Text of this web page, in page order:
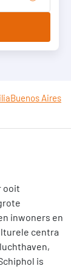
Buenos Aires
ooit
inwoners en
centra
is